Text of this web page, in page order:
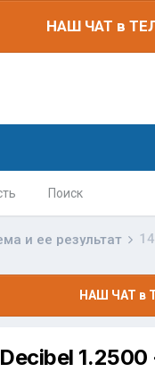
НАШ ЧАТ в
Поиск
и ее результат
НАШ ЧАТ в
1.2500